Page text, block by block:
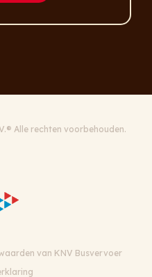
Alle rechten voorbehouden.
van KNV Busvervoer